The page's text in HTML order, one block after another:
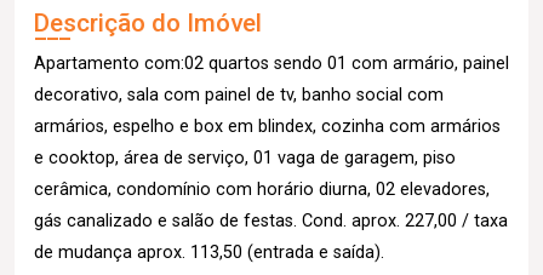
Descrição do Imóvel
Apartamento com:02 quartos sendo 01 com armário, painel
decorativo, sala com painel de tv, banho social com
armários, espelho e box em blindex, cozinha com armários
e cooktop, área de serviço, 01 vaga de garagem, piso
cerâmica, condomínio com horário diurna, 02 elevadores,
gás canalizado e salão de festas. Cond. aprox. 227,00 / taxa
de mudança aprox. 113,50 (entrada e saída).